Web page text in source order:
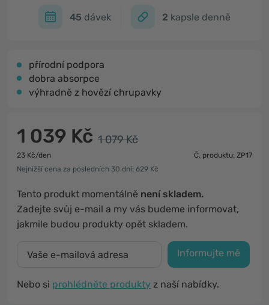
45 dávek 2 kapsle denně
přírodní podpora
dobra absorpce
výhradně z hovězí chrupavky
1 039 Kč 1 079 Kč
23 Kč/den
Č. produktu: ZP17
Nejnižší cena za posledních 30 dní: 629 Kč
Tento produkt momentálně není skladem.
Zadejte svůj e-mail a my vás budeme informovat,
jakmile budou produkty opět skladem.
Informujte mě
Nebo si prohlédněte produkty z naší nabídky.